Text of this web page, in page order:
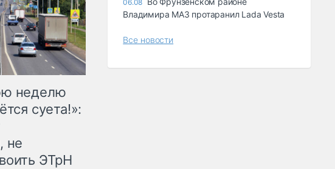
неделю
суета!»:
не
ЭТрН
06.08
Владимира МАЗ протаранил Lada Vesta
Все новости